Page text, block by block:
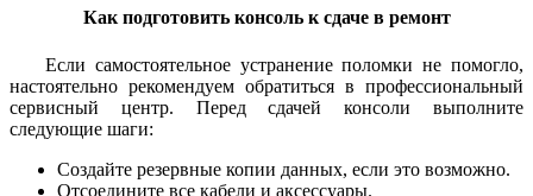
Как подготовить консоль к сдаче в ремонт
Если самостоятельное устранение поломки не помогло,
настоятельно рекомендуем обратиться в профессиональный
сервисный центр. Перед сдачей консоли выполните
следующие шаги:
Создайте резервные копии данных, если это возможно.
Отсоедините все кабели и аксессуары.